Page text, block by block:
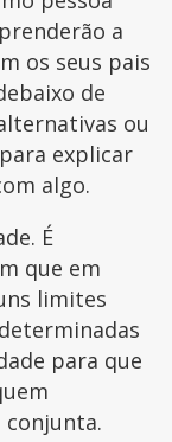
a
os seus pais
de
ou
explicar
algo.
É
que em
limites
para que
conjunta.